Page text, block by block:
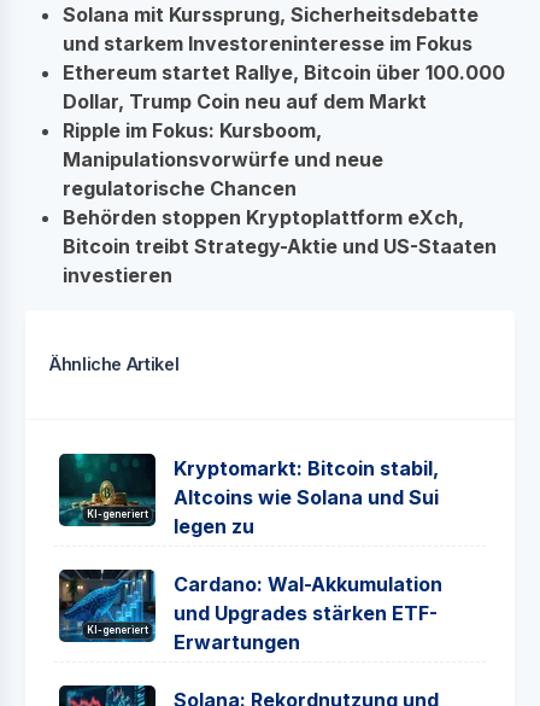
Solana mit Kurssprung, Sicherheitsdebatte
und starkem Investoreninteresse im Fokus
Ethereum startet Rallye, Bitcoin über 100.000
Dollar, Trump Coin neu auf dem Markt
Ripple im Fokus: Kursboom,
Manipulationsvorwürfe und neue
regulatorische Chancen
Behörden stoppen Kryptoplattform eXch,
Bitcoin treibt Strategy-Aktie und US-Staaten
investieren
Ähnliche Artikel
KI-generiert
Kryptomarkt: Bitcoin stabil,
Altcoins wie Solana und Sui
legen zu
KI-generiert
Cardano: Wal-Akkumulation
und Upgrades stärken ETF-
Erwartungen
Solana: Rekordnutzung und